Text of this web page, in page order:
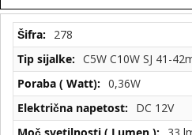
Tehnične
specifikacije
278
C5W C10W SJ 41-
0,36W
DC 12V
33